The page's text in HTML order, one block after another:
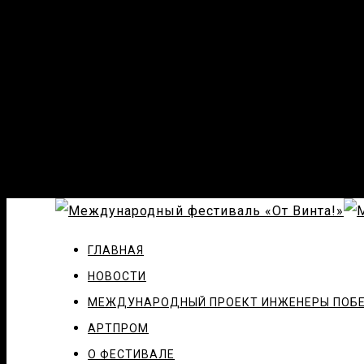
ГЛАВНАЯ
НОВОСТИ
МЕЖДУНАРОДНЫЙ ПРОЕКТ ИНЖЕНЕРЫ
АРТПРОМ
О ФЕСТИВАЛЕ